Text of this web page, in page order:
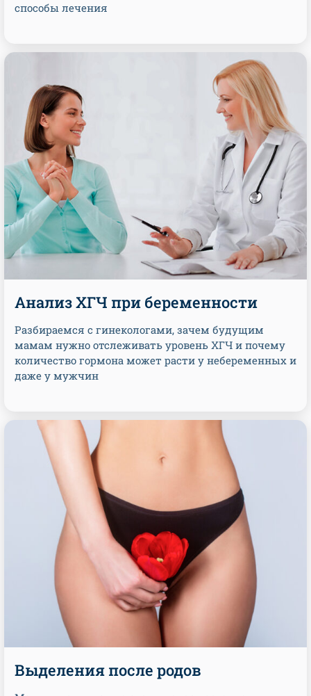
способы лечения
Анализ ХГЧ при беременности
Разбираемся с гинекологами, зачем будущим
мамам нужно отслеживать уровень ХГЧ и почему
количество гормона может расти у небеременных и
даже у мужчин
Выделения после родов